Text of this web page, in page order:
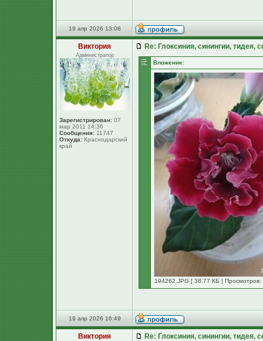
19 апр 2026 13:08
Виктория
Администратор
Зарегистрирован: 07
мар 2011 14:36
Сообщения: 11747
Откуда: Краснодарский
край
Re: Глоксиния, синингии, тидея,
Вложение:
194262.JPG [ 38.77 КБ | Просмотров:
19 апр 2026 16:49
Виктория
Re: Глоксиния, синингии, тидея,